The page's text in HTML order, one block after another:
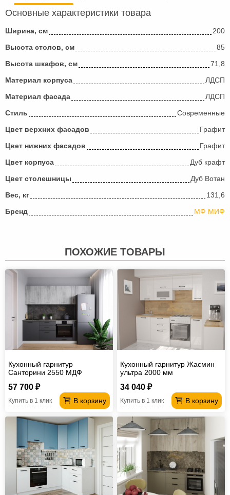
Основные характеристики товара
Ширина, см
200
Высота столов, см
85
Высота шкафов, см
71,8
Материал корпуса
ЛДСП
Материал фасада
ЛДСП
Стиль
Современные
Цвет верхних фасадов
Графит
Цвет нижних фасадов
Графит
Цвет корпуса
Дуб крафт
Цвет столешницы
Дуб Вотан
Вес, кг
131,6
Бренд
МФ МИФ
ПОХОЖИЕ ТОВАРЫ
Кухонный гарнитур
Санторини 2550 МДФ
57 700 ₽
В корзину
Купить в 1 клик
Кухонный гарнитур Жасмин
ультра 2000 мм
34 040 ₽
В корзину
Купить в 1 клик